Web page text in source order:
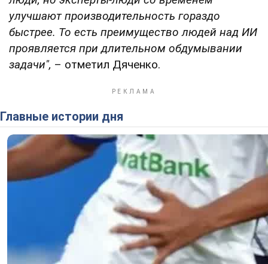
улучшают производительность гораздо
быстрее. То есть преимущество людей над ИИ
проявляется при длительном обдумывании
задачи", – отметил Дяченко.
Главные истории дня